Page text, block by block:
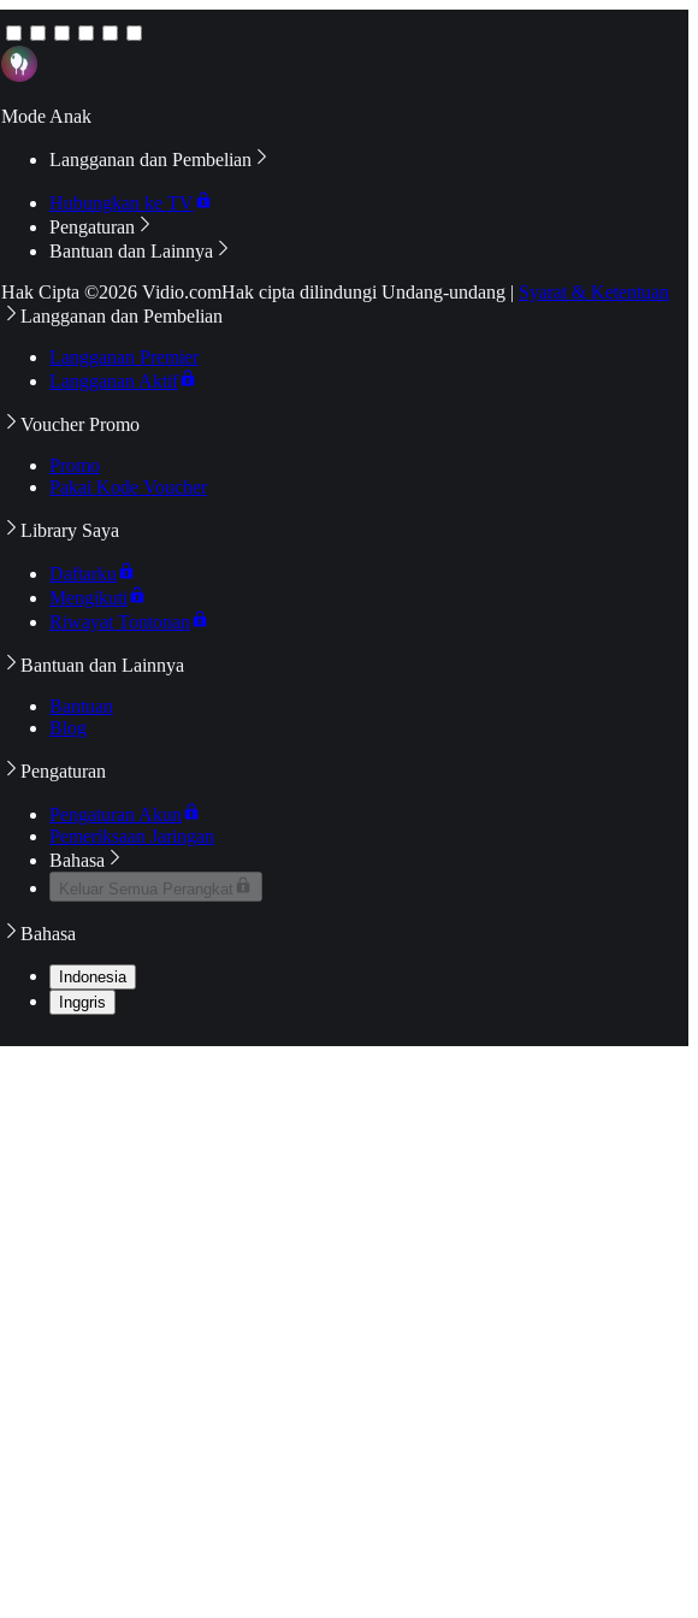
Mode Anak
Langganan dan Pembelian
Hubungkan ke TV
Pengaturan
Bantuan dan Lainnya
Hak Cipta ©2026 Vidio.comHak cipta dilindungi Undang-undang | Syarat & Ketentuan
Langganan dan Pembelian
Langganan Premier
Langganan Aktif
Voucher Promo
Promo
Pakai Kode Voucher
Library Saya
Daftarku
Mengikuti
Riwayat Tontonan
Bantuan dan Lainnya
Bantuan
Blog
Pengaturan
Pengaturan Akun
Pemeriksaan Jaringan
Bahasa
Keluar Semua Perangkat
Bahasa
Indonesia
Inggris